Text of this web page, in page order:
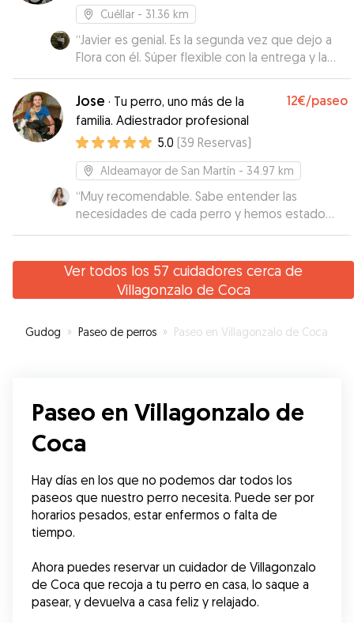
Cuéllar - 31.36 km
“Javier es genial. Es la segunda vez que dejo a
Flora con él. Súper flexible con la entrega y la
recogida. El segundo día ya Flora se iba con él
sin problemas!
Jose · Tu perro, uno más de la
familia. Adiestrador profesional
12€/paseo
5.0 (39 Reservas)
Aldeamayor de San Martín - 34.97 km
“Muy recomendable. Sabe entender las
necesidades de cada perro y hemos estado
muy tranquilas el tiempo que nuestros perros
informada. Los perros han vuelto agotados de
tanto jugar.”
Ver todos los 57 cuidadores cerca de
Villagonzalo de Coca
Gudog » Paseo de perros » Paseo en Villagonzalo de Coca
Paseo en Villagonzalo de
Coca
Hay días en los que no podemos dar todos los
paseos que nuestro perro necesita. Puede ser por
horarios pesados, estar enfermos o falta de
tiempo.
Ahora puedes reservar un cuidador de Villagonzalo
de Coca que recoja a tu perro en casa, lo saque a
pasear, y devuelva a casa feliz y relajado.